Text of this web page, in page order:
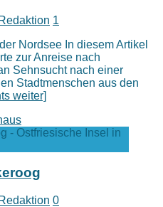
1
Nordsee In diesem Artikel
zur Anreise nach
Sehnsucht nach einer
Stadtmenschen aus den
weiter]
- Ostfriesische Insel in
0